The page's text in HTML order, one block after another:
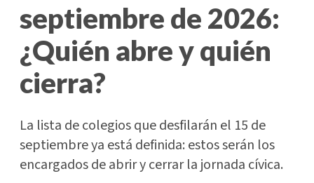
septiembre de 2026:
¿Quién abre y quién
cierra?
La lista de colegios que desfilarán el 15 de
septiembre ya está definida: estos serán los
encargados de abrir y cerrar la jornada cívica.